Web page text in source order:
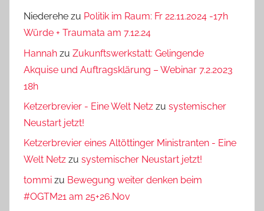
Niederehe zu Politik im Raum: Fr 22.11.2024 -17h
Würde + Traumata am 7.12.24
Hannah zu Zukunftswerkstatt: Gelingende
Akquise und Auftragsklärung – Webinar 7.2.2023
18h
Ketzerbrevier - Eine Welt Netz zu systemischer
Neustart jetzt!
Ketzerbrevier eines Altöttinger Ministranten - Eine
Welt Netz zu systemischer Neustart jetzt!
tommi zu Bewegung weiter denken beim
#OGTM21 am 25+26.Nov